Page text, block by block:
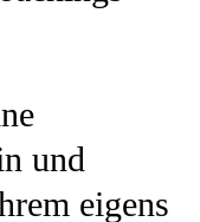
und
eigens